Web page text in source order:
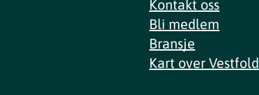
Kontakt oss
Bli medlem
Bransje
Kart over Vestfold